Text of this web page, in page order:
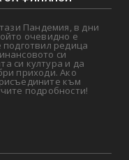
Пандемия, в дни
очевидно е
редица
си
си култура и да
приходи. Ако
към
подробности!